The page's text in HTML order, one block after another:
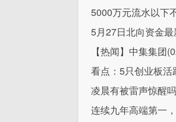
5000万元流水以下
5月27日北向资金
【热闻】中集集团
看点：5只创业板
凌晨有被雷声惊醒
连续九年高端第一